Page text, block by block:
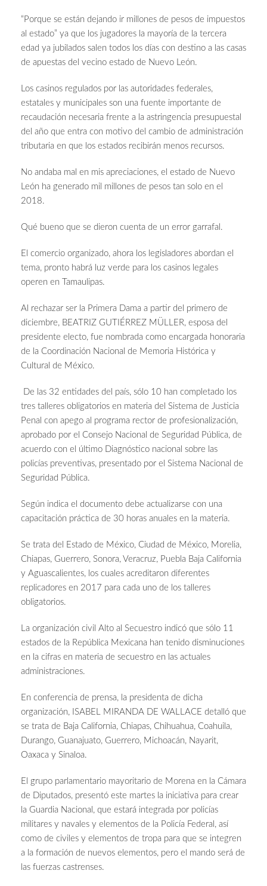
“Porque se están dejando ir millones de pesos de impuestos
al estado” ya que los jugadores la mayoría de la tercera
edad ya jubilados salen todos los días con destino a las casas
de apuestas del vecino estado de Nuevo León.
Los casinos regulados por las autoridades federales,
estatales y municipales son una fuente importante de
recaudación necesaria frente a la astringencia presupuestal
del año que entra con motivo del cambio de administración
tributaria en que los estados recibirán menos recursos.
No andaba mal en mis apreciaciones, el estado de Nuevo
León ha generado mil millones de pesos tan solo en el
2018.
Qué bueno que se dieron cuenta de un error garrafal.
El comercio organizado, ahora los legisladores abordan el
tema, pronto habrá luz verde para los casinos legales
operen en Tamaulipas.
Al rechazar ser la Primera Dama a partir del primero de
diciembre, BEATRIZ GUTIÉRREZ MÜLLER, esposa del
presidente electo, fue nombrada como encargada honoraria
de la Coordinación Nacional de Memoria Histórica y
Cultural de México.
De las 32 entidades del país, sólo 10 han completado los
tres talleres obligatorios en materia del Sistema de Justicia
Penal con apego al programa rector de profesionalización,
aprobado por el Consejo Nacional de Seguridad Pública, de
acuerdo con el último Diagnóstico nacional sobre las
policías preventivas, presentado por el Sistema Nacional de
Seguridad Pública.
Según indica el documento debe actualizarse con una
capacitación práctica de 30 horas anuales en la materia.
Se trata del Estado de México, Ciudad de México, Morelia,
Chiapas, Guerrero, Sonora, Veracruz, Puebla Baja California
y Aguascalientes, los cuales acreditaron diferentes
replicadores en 2017 para cada uno de los talleres
obligatorios.
La organización civil Alto al Secuestro indicó que sólo 11
estados de la República Mexicana han tenido disminuciones
en la cifras en materia de secuestro en las actuales
administraciones.
En conferencia de prensa, la presidenta de dicha
organización, ISABEL MIRANDA DE WALLACE detalló que
se trata de Baja California, Chiapas, Chihuahua, Coahuila,
Durango, Guanajuato, Guerrero, Michoacán, Nayarit,
Oaxaca y Sinaloa.
El grupo parlamentario mayoritario de Morena en la Cámara
de Diputados, presentó este martes la iniciativa para crear
la Guardia Nacional, que estará integrada por policías
militares y navales y elementos de la Policía Federal, así
como de civiles y elementos de tropa para que se integren
a la formación de nuevos elementos, pero el mando será de
las fuerzas castrenses.